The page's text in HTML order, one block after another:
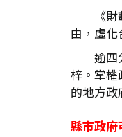
《
由，虛
逾四
梓。掌權
的地方政
縣市政府